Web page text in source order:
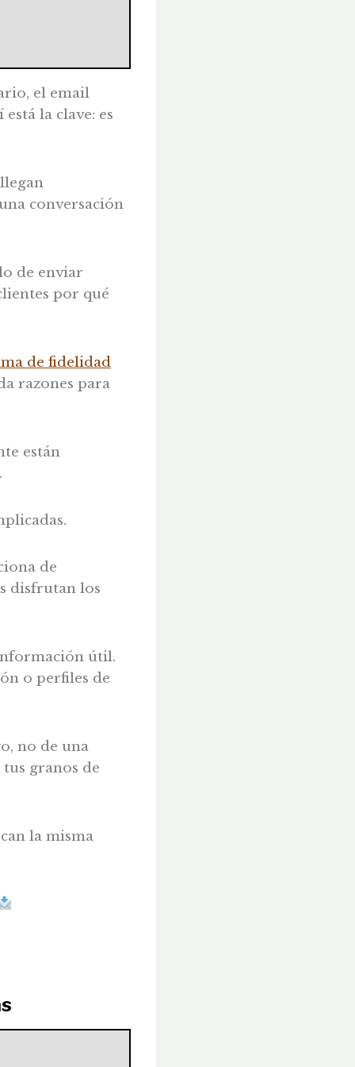
el email
la clave: es
conversación
de enviar
por qué
de fidelidad
razones para
están
de
disfrutan los
útil.
o perfiles de
no de una
granos de
la misma